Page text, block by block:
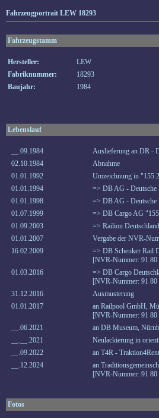
Fahrzeugportrait LEW 18293
Fahrzeugstamm
Hersteller: LEW
Fabriknummer:
18293
Baujahr:
1984
Lebenslauf
__.09.1984
Auslieferung an DR -
02.10.1984
Abnahme
01.01.1992
Umzeichnung in "155
01.01.1994
=> DB AG -
01.01.1998
=> DB AG - Deutsche
01.07.1999
=> DB Cargo AG
01.09.2003
=> Railion
01.01.2007
Vergabe der NVR-
16.02.2009
=> DB Schenker Rail
[NVR-Nummer: 91
01.03.2016
=> DB Cargo
[NVR-Nummer: 91
31.12.2016
Ausmusterung
01.01.2017
an Railpool GmbH,
[NVR-Nummer: 91
__.06.2021
an DB Museum,
__.__.2021
Neulackierung in
__.09.2022
an T4R -
__.12.2024
an
[NVR-Nummer: 91
Fotos